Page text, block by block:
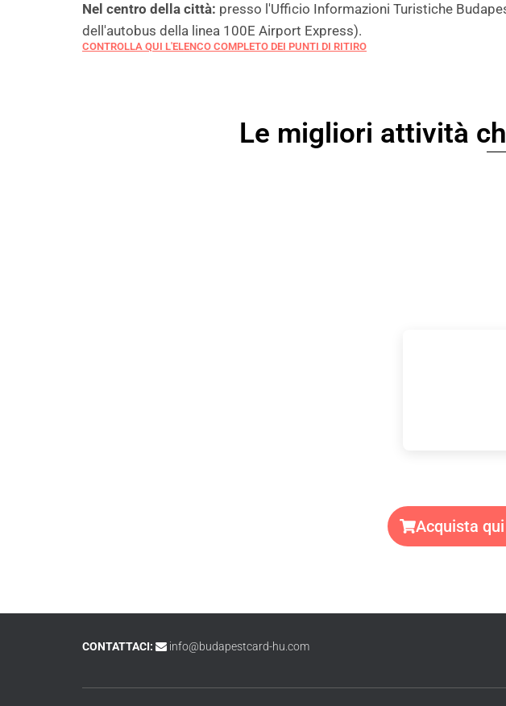
Nel centro della città: presso l'Ufficio Informazioni Turistiche
dell'autobus della linea 100E Airport Express).
CONTROLLA QUI L'ELENCO COMPLETO DEI PUNTI DI RITIRO
Le migliori attività
Acquista qui
CONTATTACI: info@budapestcard-hu.com